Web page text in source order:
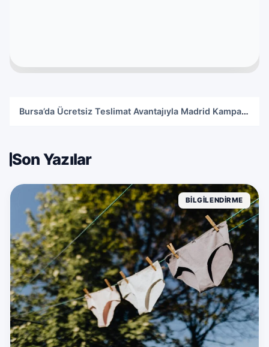
Bursa’da Ücretsiz Teslimat Avantajıyla Madrid Kampanyasını Kaçırmayın!
Son Yazılar
BILGILENDIRME